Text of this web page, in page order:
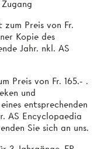
zum Preis von Fr.
Kopie des
Jahr. nkl. AS
und
entsprechenden
AS Encyclopaedia
Sie sich an uns.